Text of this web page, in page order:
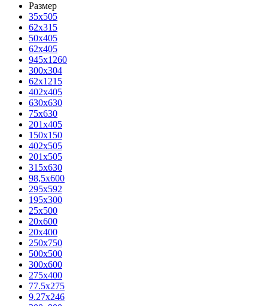
Размер
35х505
62x315
50x405
62х405
945x1260
300x304
62x1215
402x405
630x630
75x630
201x405
150x150
402x505
201x505
315x630
98,5х600
295x592
195х300
25x500
20х600
20х400
250x750
500x500
300x600
275x400
77.5х275
9.27x246